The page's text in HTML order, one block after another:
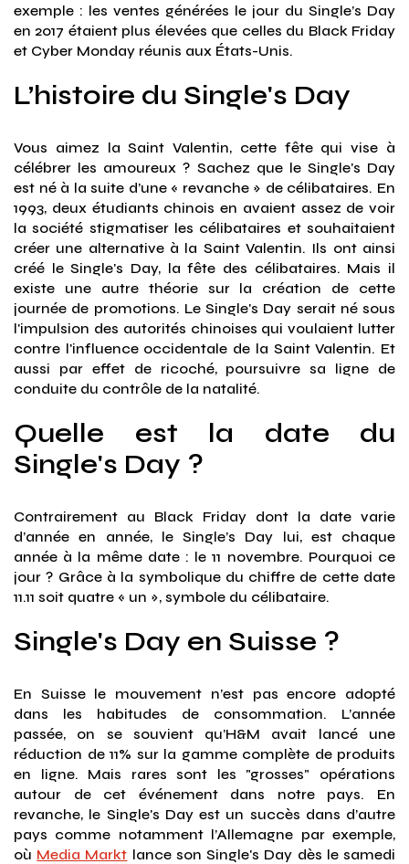
exemple : les ventes générées le jour du Single’s Day
en 2017 étaient plus élevées que celles du Black Friday
et Cyber Monday réunis aux États-Unis.
L’histoire du Single's Day
Vous aimez la Saint Valentin, cette fête qui vise à
célébrer les amoureux ? Sachez que le Single's Day
est né à la suite d’une « revanche » de célibataires. En
1993, deux étudiants chinois en avaient assez de voir
la société stigmatiser les célibataires et souhaitaient
créer une alternative à la Saint Valentin. Ils ont ainsi
créé le Single's Day, la fête des célibataires. Mais il
existe une autre théorie sur la création de cette
journée de promotions. Le Single's Day serait né sous
l'impulsion des autorités chinoises qui voulaient lutter
contre l'influence occidentale de la Saint Valentin. Et
aussi par effet de ricoché, poursuivre sa ligne de
conduite du contrôle de la natalité.
Quelle est la date du
Single's Day ?
Contrairement au Black Friday dont la date varie
d’année en année, le Single’s Day lui, est chaque
année à la même date : le 11 novembre. Pourquoi ce
jour ? Grâce à la symbolique du chiffre de cette date
11.11 soit quatre « un », symbole du célibataire.
Single's Day en Suisse ?
En Suisse le mouvement n’est pas encore adopté
dans les habitudes de consommation. L’année
passée, on se souvient qu’H&M avait lancé une
réduction de 11% sur la gamme complète de produits
en ligne. Mais rares sont les "grosses" opérations
autour de cet événement dans notre pays. En
revanche, le Single's Day est un succès dans d’autre
pays comme notamment l’Allemagne par exemple,
où Media Markt lance son Single's Day dès le samedi